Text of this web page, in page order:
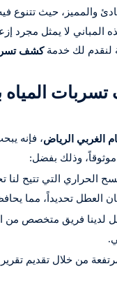
والمميز، حيث تتنوع فيه
لا يمثل مجرد
لنقدم لك خدمةكشف
المياه
الغربي الرياض، فإنه
موثوقاً، وذلك بفضل:
الحراري التي تتيح
لدينا فريق متخصص من
من خلال تقديم